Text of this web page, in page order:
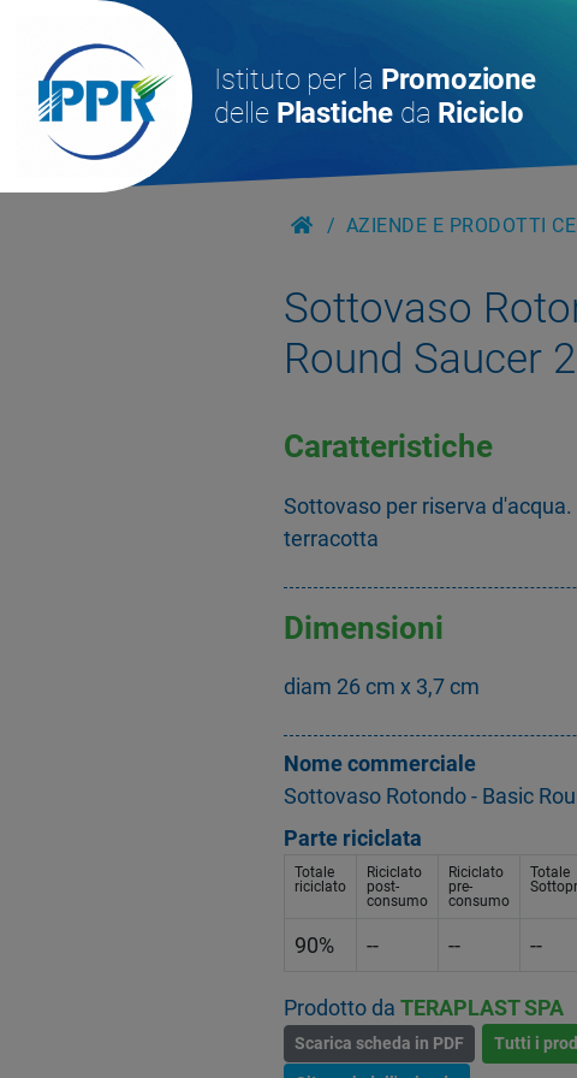
Istituto per la Promozione
delle Plastiche da Riciclo
AZIENDE E PRODOTTI
Sottovaso
Round Saucer
Caratteristiche
Sottovaso per riserva
terracotta
Dimensioni
diam 26 cm x 3,7 cm
Nome commerciale
Sottovaso Rotondo - Basic
Parte riciclata
Totale
riciclato
Riciclato
post-
consumo
Riciclato
pre-
consumo
Totale
90% -- -- --
Prodotto da TERAPLAST SPA
Scarica scheda in PDF Tutti i